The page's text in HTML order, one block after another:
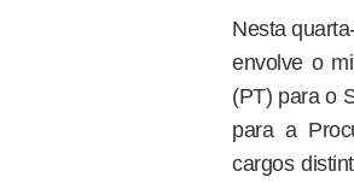
Nesta
envolve o
(PT) para o
para a
cargos